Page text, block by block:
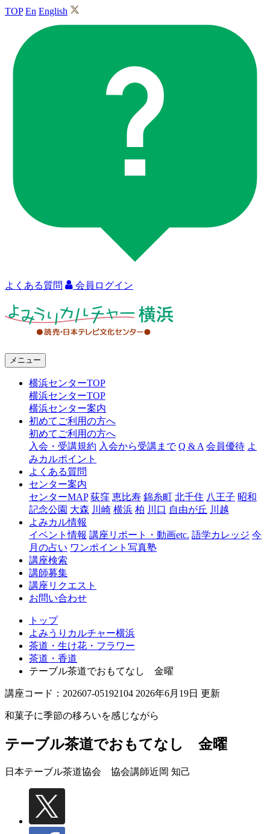
TOP En English
よくある質問 会員ログイン
ャ
浜
メニュー
横浜センターTOP
横浜センターTOP
横浜センター案内
初めてご利用の方へ
初めてご利用の方へ
入会・受講規約 入会から受講まで Q & A 会員優待 よ
みカルポイント
よくある質問
センター案内
センターMAP 荻窪 恵比寿 錦糸町 北千住 八王子 昭和
記念公園 大森 川崎 横浜 柏 川口 自由が丘 川越
よみカル情報
イベント情報 講座リポート・動画etc. 語学カレッジ 今
月の占い ワンポイント写真塾
講座検索
講師募集
講座リクエスト
お問い合わせ
トップ
よみうりカルチャー横浜
茶道・生け花・フラワー
茶道・香道
テーブル茶道でおもてなし 金曜
講座コード：202607-05192104 2026年6月19日 更新
和菓子に季節の移ろいを感じながら
テーブル茶道でおもてなし 金曜
日本テーブル茶道協会 協会講師近岡 知己